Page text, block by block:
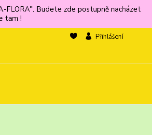
FLORA". Budete zde postupně nacházet
tam !
Přihlášení